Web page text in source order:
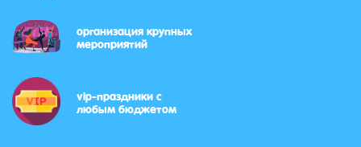
организация крупных
мероприятий
vip-праздники с
любым бюджетом